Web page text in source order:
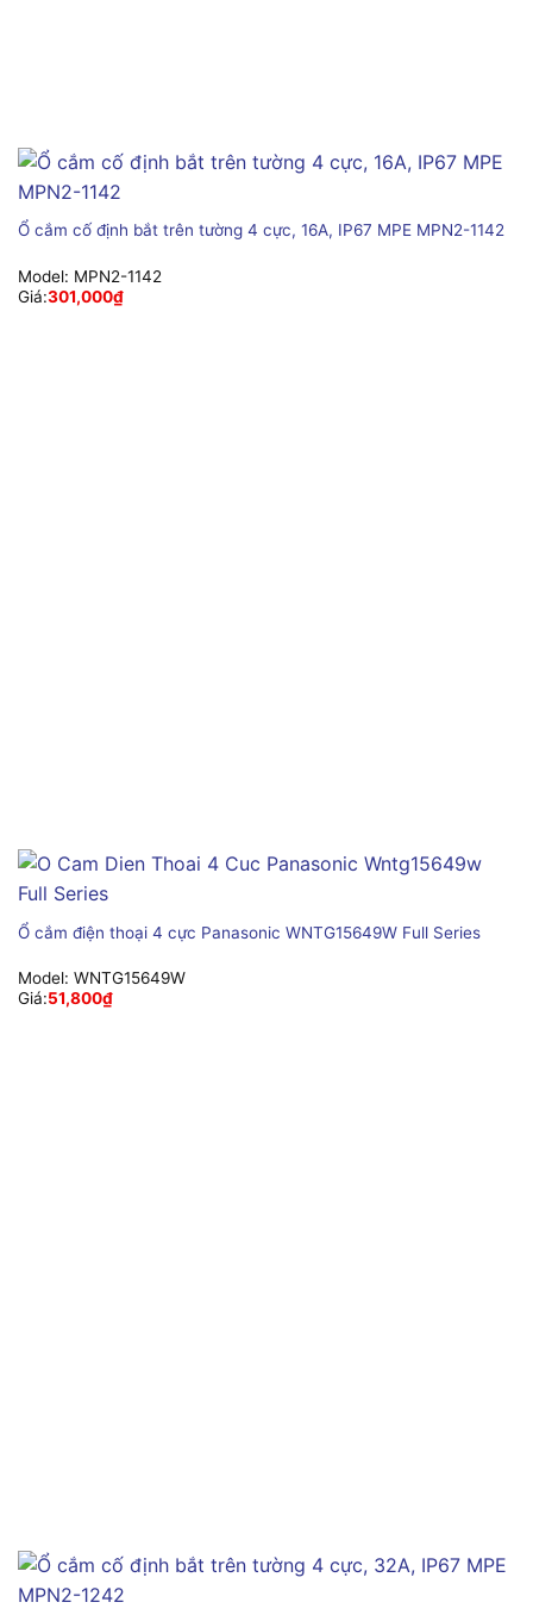
Ổ cắm cố định bắt trên tường 4 cực, 16A, IP67 MPE MPN2-1142
Model: MPN2-1142
Giá:301,000₫
Ổ cắm điện thoại 4 cực Panasonic WNTG15649W Full Series
Model: WNTG15649W
Giá:51,800₫